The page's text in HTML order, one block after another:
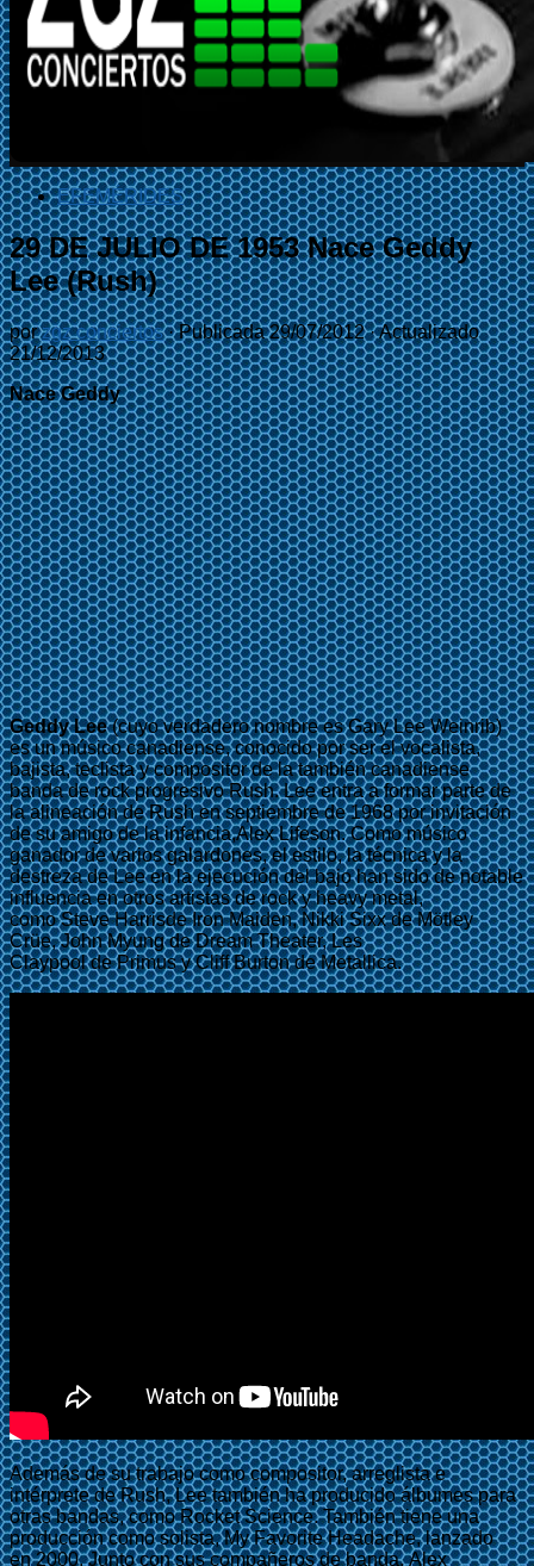
EFEMÉRIDES
29 DE JULIO DE 1953 Nace Geddy
Lee (Rush)
porzgz conciertos · Publicada29/07/2012· Actualizado
21/12/2013
Nace Geddy
Geddy Lee(cuyo verdadero nombre es Gary Lee Weinrib)
es un músico canadiense, conocido por ser el vocalista,
bajista, teclista y compositor de la también canadiense
banda de rock progresivo Rush. Lee entra a formar parte de
la alineación de Rush en septiembre de 1968 por invitación
de su amigo de la infancia,Alex Lifeson. Como músico
ganador de varios galardones, el estilo, la técnica y la
destreza de Lee en la ejecución del bajo han sido de notable
influencia en otros artistas de rock y heavy metal,
como Steve Harrisde Iron Maiden, Nikki Sixx de Mötley
Crüe, John Myung de Dream Theater, Les
Claypool de Primus y Cliff Burton de Metallica.
Además de su trabajo como compositor, arreglista e
intérprete de Rush, Lee también ha producido álbumes para
otras bandas, como Rocket Science. También tiene una
producción como solista, My Favorite Headache, lanzado
en 2000. Junto con sus compañeros de banda, Alex